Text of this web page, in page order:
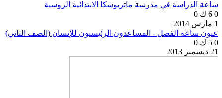
ساعة الدراسة في مدرسة ماتريوشكا الابتدائية الروسية
0 6 ك
0
1 مارس 2014
عيون ساعة الفصل - المساعدون الرئيسيون للإنسان (الصف الثاني)
0 5 ك
0
21 ديسمبر 2013